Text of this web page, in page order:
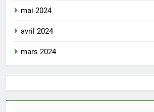
mai 2024
avril 2024
mars 2024